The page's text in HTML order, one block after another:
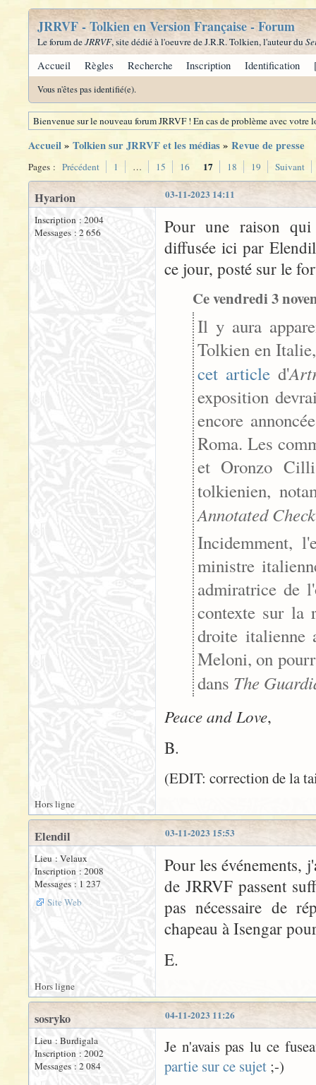
JRRVF - Tolkien en Version Française - Forum
Le forum deJRRVF, site dédié à l'oeuvre de J.R.R. Tolkien, l'auteur du
Accueil Règles Recherche Inscription Identification
Vous n'êtes pas identifié(e).
Bienvenue sur le nouveau forum JRRVF ! En cas de problème avec
Accueil» Tolkien sur JRRVF et les médias» Revue de presse
Pages : Précédent 1 … 15 16 17 18 19 Suivant
03-11-2023 14:11
Hyarion
Inscription : 2004
Messages : 2 656
Pour une raison qui
diffusée ici par
ce jour, posté sur le
Ce vendredi 3
Il y aura
Tolkien en
cet articled'
exposition
encore
Roma. Les
et Oronzo
tolkienien,
Annotated
Incidemment,
ministre
admiratrice de
contexte sur la
droite italienne
Meloni, on
dans The
Peace and Love,
B.
(EDIT: correction de la
Hors ligne
03-11-2023 15:53
Elendil
Lieu : Velaux
Inscription : 2008
Messages : 1 237
Site Web
Pour les événements,
de JRRVF passent
pas nécessaire de
chapeau à Isengar
E.
Hors ligne
04-11-2023 11:26
sosryko
Lieu : Burdigala
Inscription : 2002
Messages : 2 084
Je n'avais pas lu ce
partie sur ce sujet ;-)